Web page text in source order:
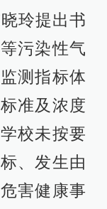
玲提出书
污染性气
测指标体
准及浓度
校未按要
、发生由
害健康事